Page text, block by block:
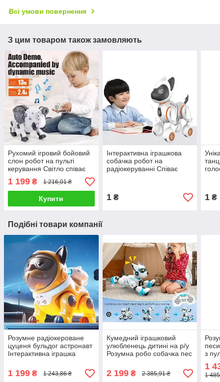
Всі умови повернення
З цим товаром також замовляють
Рухомий ігровий бойовий
слон робот на пульті
керування Світло співає
мелодії Дихає парою
Найкраща іграшка дитині
1 199 ₴ 1 216,01 ₴
Купити
Інтерактивна іграшкова
собачка робот на
радіокеруванні Співає
сенсор
1₴ 1 ₴
Подібні товари компанії
Розумне радіокероване
цуценя бульдог астронавт
Інтерактивна іграшка
світиться в русі
1 199 ₴ 1 243,86 ₴
Кумедний іграшковий
улюбленець дитині на р/у
Розумна робо собачка пес
співає Казки сенсор світло
2 199₴ 2 385,91 ₴
з
1
1